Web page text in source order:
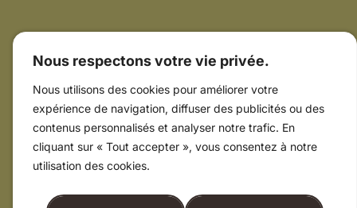
Nous respectons votre vie privée.
Nous utilisons des cookies pour améliorer votre
expérience de navigation, diffuser des publicités ou des
contenus personnalisés et analyser notre trafic. En
cliquant sur « Tout accepter », vous consentez à notre
utilisation des cookies.
15 rue Guy de Rochefort
44410 Herbignac
02 40 88 96 17
Ressources utiles
Horaires & tarifs
Plan du Château
Animations
Formulaire de contact